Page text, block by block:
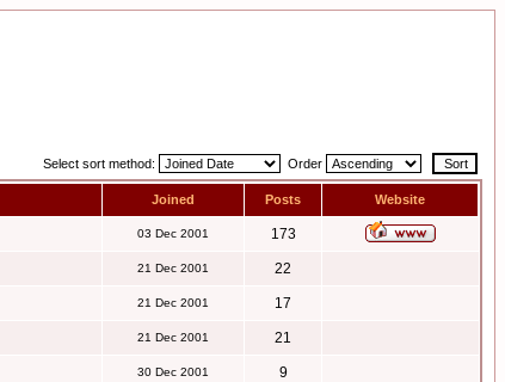
Select sort method: Order
Joined Posts Website
03 Dec 2001 173
21 Dec 2001 22
21 Dec 2001 17
21 Dec 2001 21
30 Dec 2001 9